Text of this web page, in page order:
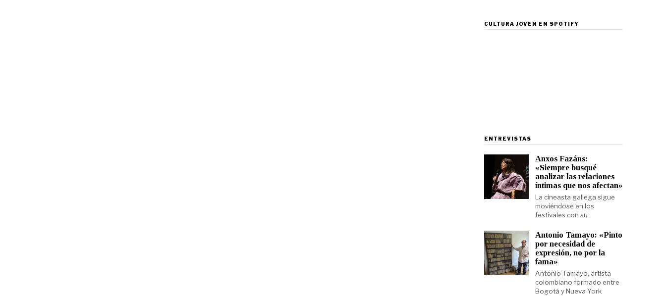
CULTURA JOVEN EN SPOTIFY
ENTREVISTAS
Anxos Fazáns:
«Siempre busqué
analizar las relaciones
íntimas que nos afectan»
La cineasta gallega sigue
moviéndose en los
festivales con su
Antonio Tamayo: «Pinto
por necesidad de
expresión, no por la
fama»
Antonio Tamayo, artista
colombiano formado entre
Bogotá y Nueva York